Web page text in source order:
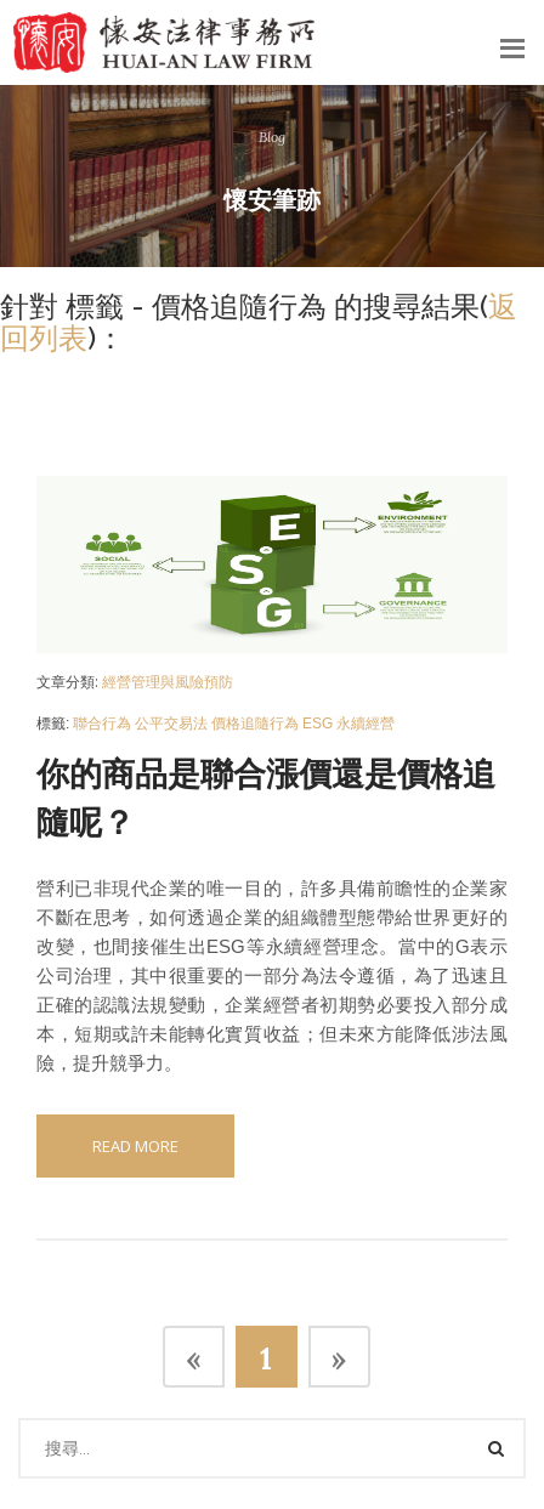
Blog
懷安筆跡
針對 標籤 - 價格追隨行為 的搜尋結果(返
回列表)：
文章分類: 經營管理與風險預防
標籤: 聯合行為 公平交易法 價格追隨行為 ESG 永續經營
你的商品是聯合漲價還是價格追
隨呢？
營利已非現代企業的唯一目的，許多具備前瞻性的企業家
不斷在思考，如何透過企業的組織體型態帶給世界更好的
改變，也間接催生出ESG等永續經營理念。當中的G表示
公司治理，其中很重要的一部分為法令遵循，為了迅速且
正確的認識法規變動，企業經營者初期勢必要投入部分成
本，短期或許未能轉化實質收益；但未來方能降低涉法風
險，提升競爭力。
READ MORE
« 1 »